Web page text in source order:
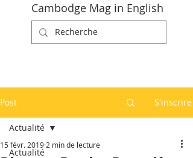
Cambodge Mag in English
Post S'inscrire
Actualité
Actualité
15 févr. 2019 2 min de lecture